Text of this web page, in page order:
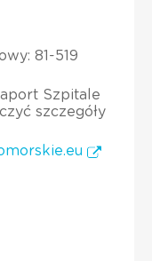
81-519
Szpitale
szczegóły